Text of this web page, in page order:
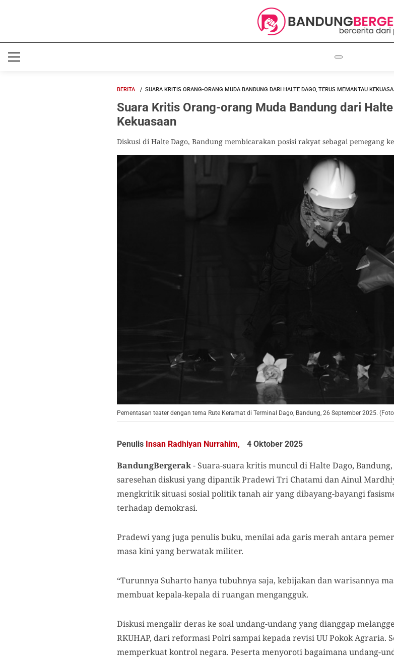
BERITA SUARA KRITIS ORANG-ORANG MUDA BANDUNG DARI HALTE DAGO, TERUS MEMANTAU
Suara Kritis Orang-orang Muda Bandung dari
Kekuasaan
Diskusi di Halte Dago, Bandung membicarakan posisi rakyat sebagai pemegang
Pementasan teater dengan tema Rute Keramat di Terminal Dago, Bandung, 26 September 2025.
Penulis Insan Radhiyan Nurrahim, 4 Oktober 2025
BandungBergerak- Suara-suara kritis muncul diHalte Dago,
saresehan diskusi yang dipantikPradewi Tri Chatami dan Ainul
mengkritik situasi sosial politik tanah air yang dibayang-bayangi
terhadap demokrasi.
Pradewiyang juga penulis buku, menilaiada garis merah antara
masa kini yang berwatak militer.
“Turunnya Suharto hanya tubuhnya saja, kebijakan dan warisannya
membuat kepala-kepala di ruangan mengangguk.
Diskusi mengalir deras ke soal undang-undang yang dianggap
RKUHAP, dari reformasi Polri sampai kepada revisi UUPokok Agraria. S
memperkuat kontrol negara. Peserta menyoroti bagaimana undang-